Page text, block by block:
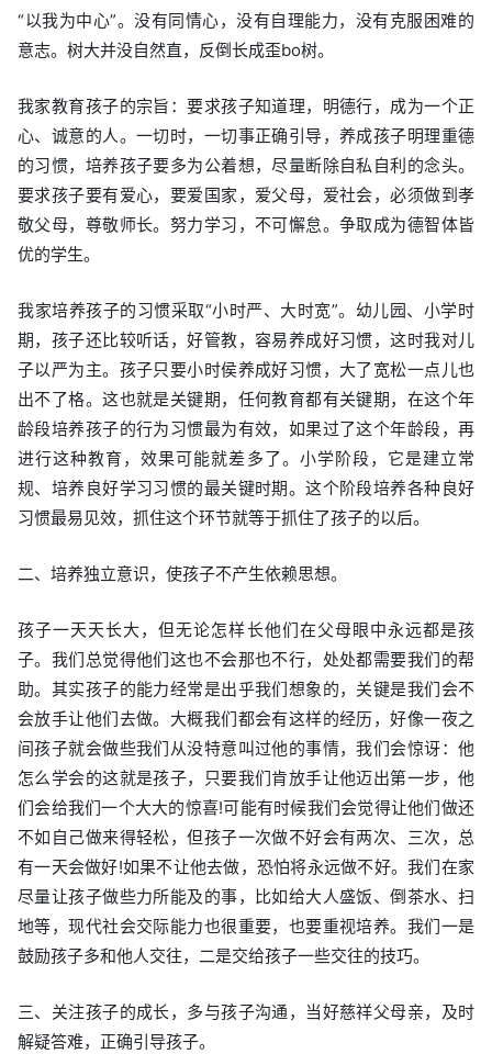
“以我为中心”。没有同情心，没有自理能力，没有克服困难的
意志。树大并没自然直，反倒长成歪bo树。
我家教育孩子的宗旨：要求孩子知道理，明德行，成为一个正
心、诚意的人。一切时，一切事正确引导，养成孩子明理重德
的习惯，培养孩子要多为公着想，尽量断除自私自利的念头。
要求孩子要有爱心，要爱国家，爱父母，爱社会，必须做到孝
敬父母，尊敬师长。努力学习，不可懈怠。争取成为德智体皆
优的学生。
我家培养孩子的习惯采取“小时严、大时宽”。幼儿园、小学时
期，孩子还比较听话，好管教，容易养成好习惯，这时我对儿
子以严为主。孩子只要小时侯养成好习惯，大了宽松一点儿也
出不了格。这也就是关键期，任何教育都有关键期，在这个年
龄段培养孩子的行为习惯最为有效，如果过了这个年龄段，再
进行这种教育，效果可能就差多了。小学阶段，它是建立常
规、培养良好学习习惯的最关键时期。这个阶段培养各种良好
习惯最易见效，抓住这个环节就等于抓住了孩子的以后。
二、培养独立意识，使孩子不产生依赖思想。
孩子一天天长大，但无论怎样长他们在父母眼中永远都是孩
子。我们总觉得他们这也不会那也不行，处处都需要我们的帮
助。其实孩子的能力经常是出乎我们想象的，关键是我们会不
会放手让他们去做。大概我们都会有这样的经历，好像一夜之
间孩子就会做些我们从没特意叫过他的事情，我们会惊讶：他
怎么学会的这就是孩子，只要我们肯放手让他迈出第一步，他
们会给我们一个大大的惊喜!可能有时候我们会觉得让他们做还
不如自己做来得轻松，但孩子一次做不好会有两次、三次，总
有一天会做好!如果不让他去做，恐怕将永远做不好。我们在家
尽量让孩子做些力所能及的事，比如给大人盛饭、倒茶水、扫
地等，现代社会交际能力也很重要，也要重视培养。我们一是
鼓励孩子多和他人交往，二是交给孩子一些交往的技巧。
三、关注孩子的成长，多与孩子沟通，当好慈祥父母亲，及时
解疑答难，正确引导孩子。